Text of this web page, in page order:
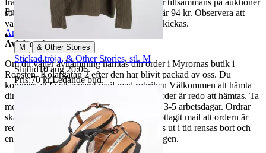
fraktpriset. Vi samfraktar upp till fyra varor tillsammans på auktioner
som avslutas samma dag. Samfraktspriset är 94 kr. Observera att
varor märkta endast avhämtning inte kan skickas.
Avhämtning
Om du väljer avhämtning hämtas din order i Myrornas butik i
Ropsten, Kolargatan 2 efter den har blivit packad av oss. Du
kommer att få ett separat mail med rubriken Välkommen att hämta
din order på Myrorna i Ropsten! när din order är redo att hämtas. Ta
med legitimation. Hanteringstiden är cirka 3-5 arbetsdagar. Ordrar
ska hämtas senast 7 dagar efter att man mottagit mail att ordern är
redo för avhämtning. Ordrar som ej hämtas ut i tid rensas bort och
en avgift på 84 kr dras av från återbetalningen.
Publicerad
15 maj 21:28
Anmäl
M | & Other Stories
Stickad tröja, & Other Stories, stl. M
Sluttid10 aug 20:06.
Pris:70 kr,Ledande bud.